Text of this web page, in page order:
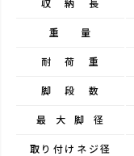
収納長
重量
耐荷重
脚段数
最大脚径
取り付けネジ径